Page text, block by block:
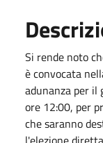
Si rende noto
è convocata
adunanza per il
ore 12:00, per
che saranno